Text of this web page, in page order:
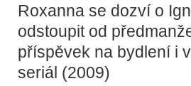
Roxanna se dozví o
odstoupit od
příspěvek na bydlení i
seriál (2009)